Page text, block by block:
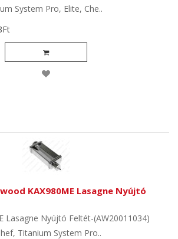
System Pro, Elite, Che..
KAX980ME Lasagne Nyújtó
Lasagne Nyújtó Feltét-(AW20011034)
Titanium System Pro..